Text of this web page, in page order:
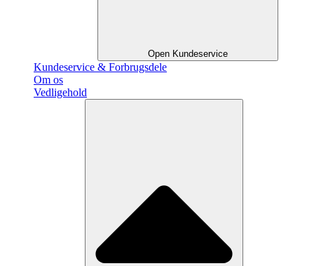
Open Kundeservice
Kundeservice & Forbrugsdele
Om os
Vedligehold